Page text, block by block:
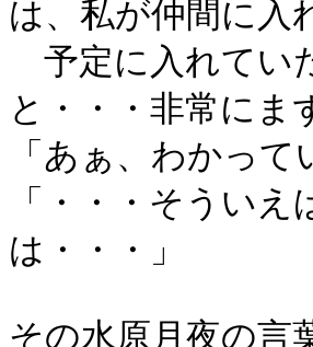
は、私が仲間に入
予定に入れてい
と・・・非常にま
「あぁ、わかっ
「・・・そうい
は・・・」
その水原月夜の言